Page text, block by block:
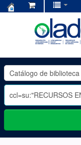
OLADE
-